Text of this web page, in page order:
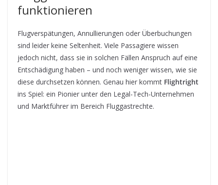
funktionieren
Flugverspätungen, Annullierungen oder Überbuchungen
sind leider keine Seltenheit. Viele Passagiere wissen
jedoch nicht, dass sie in solchen Fällen Anspruch auf eine
Entschädigung haben – und noch weniger wissen, wie sie
diese durchsetzen können. Genau hier kommt Flightright
ins Spiel: ein Pionier unter den Legal-Tech-Unternehmen
und Marktführer im Bereich Fluggastrechte.